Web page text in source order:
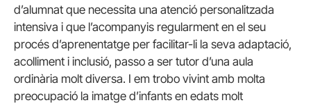
d’alumnat que necessita una atenció personalitzada
intensiva i que l’acompanyis regularment en el seu
procés d’aprenentatge per facilitar-li la seva adaptació,
acolliment i inclusió, passo a ser tutor d’una aula
ordinària molt diversa. I em trobo vivint amb molta
preocupació la imatge d’infants en edats molt